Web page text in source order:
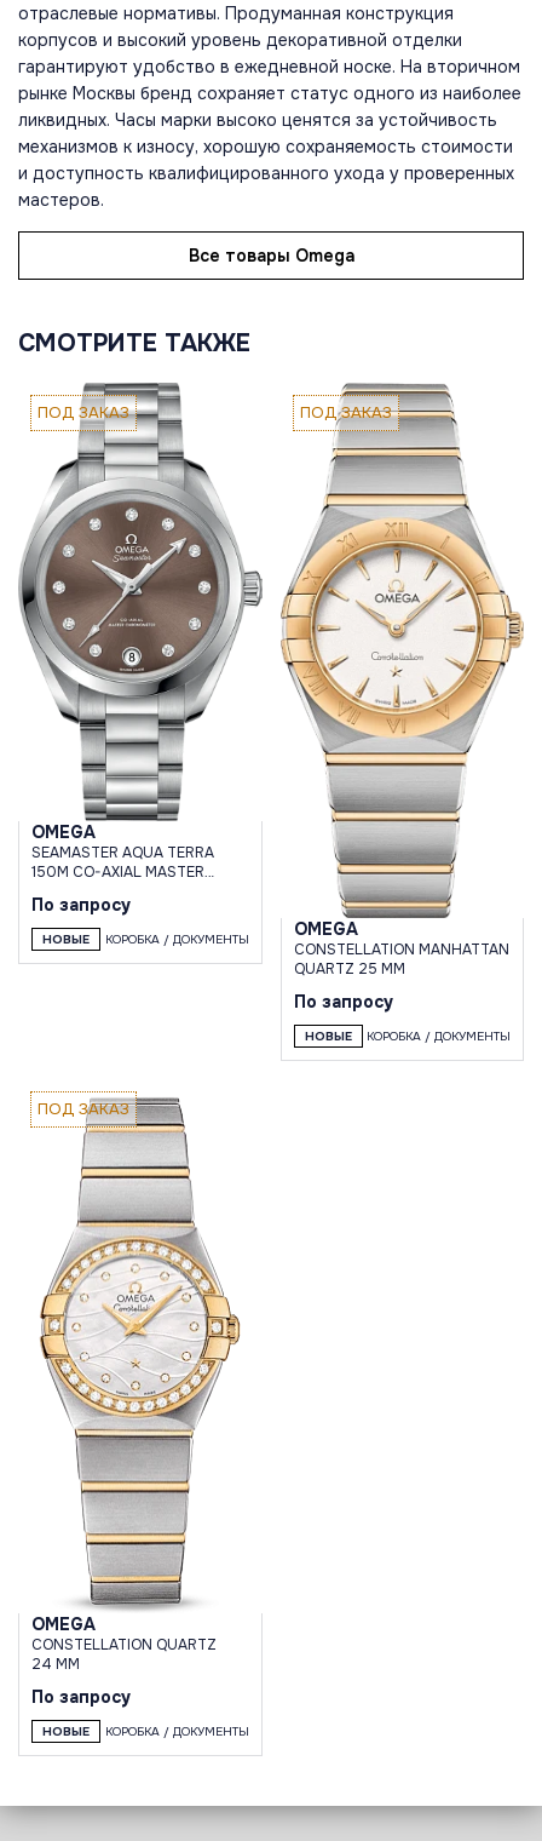
отраслевые нормативы. Продуманная конструкция
корпусов и высокий уровень декоративной отделки
гарантируют удобство в ежедневной носке. На вторичном
рынке Москвы бренд сохраняет статус одного из наиболее
ликвидных. Часы марки высоко ценятся за устойчивость
механизмов к износу, хорошую сохраняемость стоимости
и доступность квалифицированного ухода у проверенных
мастеров.
Все товары Omega
СМОТРИТЕ ТАКЖЕ
ПОД ЗАКАЗ
OMEGA
SEAMASTER AQUA TERRA
150M CO-AXIAL MASTER
По запросу
НОВЫЕ КОРОБКА / ДОКУМЕНТЫ
ПОД ЗАКАЗ
OMEGA
CONSTELLATION MANHATTAN
QUARTZ 25 MM
По запросу
НОВЫЕ КОРОБКА / ДОКУМЕНТЫ
ПОД ЗАКАЗ
OMEGA
CONSTELLATION QUARTZ
24 MM
По запросу
НОВЫЕ КОРОБКА / ДОКУМЕНТЫ